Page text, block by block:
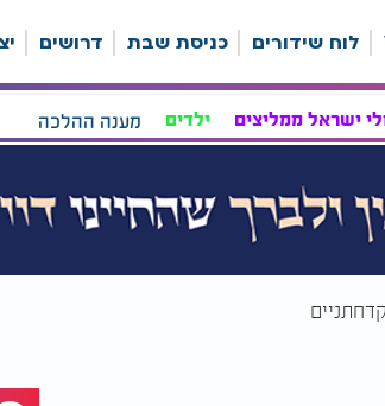
לוח שידורים כניסת שבת דרושים
ישראל ממליצים ילדים מענה ההלכה